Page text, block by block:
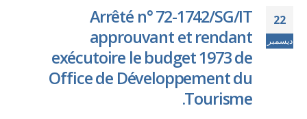
22
ديسمبر
Arrêté n° 72-1742/SG/IT
approuvant et rendant
exécutoire le budget 1973 de
Office de Développement du
Tourisme.